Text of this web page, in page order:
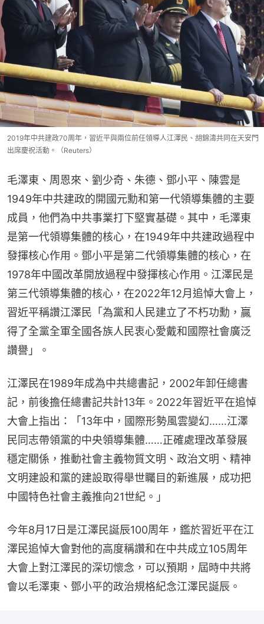
2019年中共建政70周年，習近平與兩位前任領導人江澤民、胡錦濤共同在天安門
出席慶祝活動。（Reuters）
毛澤東、周恩來、劉少奇、朱德、鄧小平、陳雲是
1949年中共建政的開國元勳和第一代領導集體的主要
成員，他們為中共事業打下堅實基礎。其中，毛澤東
是第一代領導集體的核心，在1949年中共建政過程中
發揮核心作用。鄧小平是第二代領導集體的核心，在
1978年中國改革開放過程中發揮核心作用。江澤民是
第三代領導集體的核心，在2022年12月追悼大會上，
習近平稱讚江澤民「為黨和人民建立了不朽功勳，贏
得了全黨全軍全國各族人民衷心愛戴和國際社會廣泛
讚譽」。
江澤民在1989年成為中共總書記，2002年卸任總書
記，前後擔任總書記共計13年。2022年習近平在追悼
大會上指出：「13年中，國際形勢風雲變幻……江澤
民同志帶領黨的中央領導集體……正確處理改革發展
穩定關係，推動社會主義物質文明、政治文明、精神
文明建設和黨的建設取得舉世矚目的新進展，成功把
中國特色社會主義推向21世紀。」
今年8月17日是江澤民誕辰100周年，鑑於習近平在江
澤民追悼大會對他的高度稱讚和在中共成立105周年
大會上對江澤民的深切懷念，可以預期，屆時中共將
會以毛澤東、鄧小平的政治規格紀念江澤民誕辰。